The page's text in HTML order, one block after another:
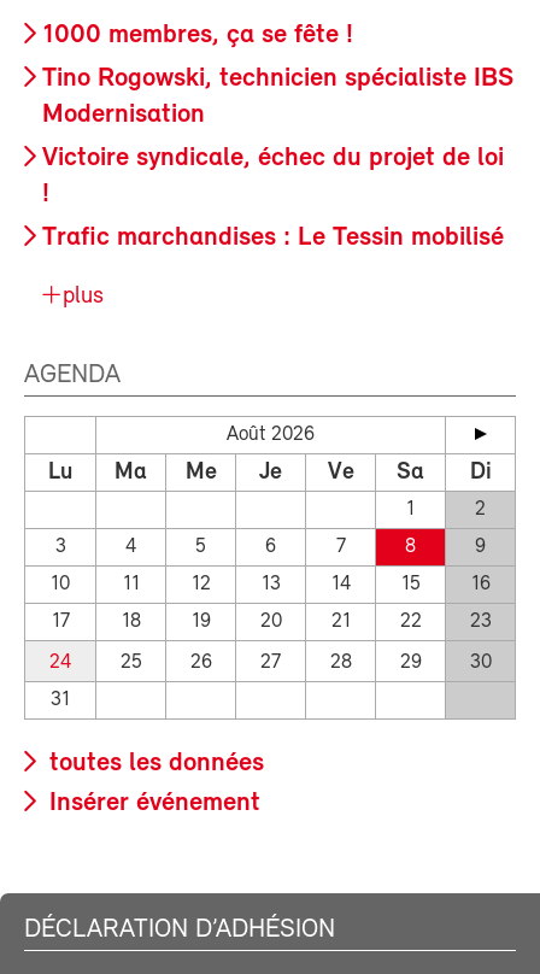
1000 membres, ça se fête !
Tino Rogowski, technicien spécialiste IBS
Modernisation
Victoire syndicale, échec du projet de loi
!
Trafic marchandises : Le Tessin mobilisé
plus
AGENDA
Août 2026
Lu Ma Me Je Ve Sa Di
1
2
3
4 5 6 7 8
9
10
11 12 13 14 15
16
17
18 19 20 21 22
23
24
25 26 27 28 29
30
31
toutes les données
Insérer événement
DÉCLARATION D’ADHÉSION